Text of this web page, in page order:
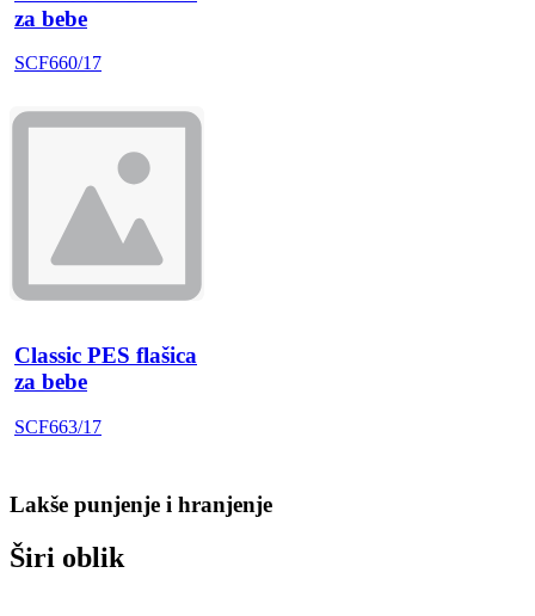
za bebe
SCF660/17
Classic PES flašica
za bebe
SCF663/17
Lakše punjenje i hranjenje
Širi oblik